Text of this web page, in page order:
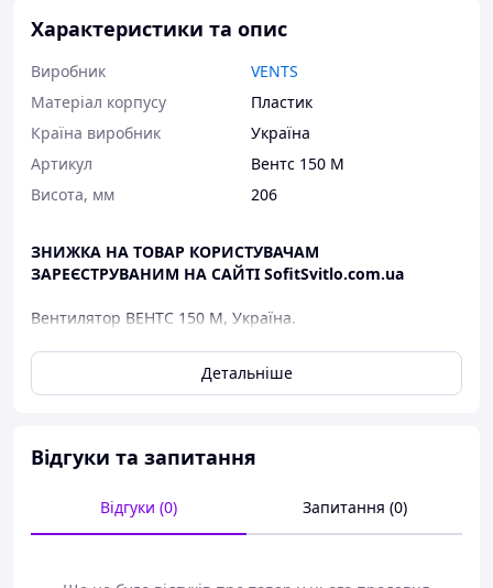
Характеристики та опис
Виробник
VENTS
Матеріал корпусу
Пластик
Країна виробник
Україна
Артикул
Вентс 150 М
Висота, мм
206
ЗНИЖКА НА ТОВАР КОРИСТУВАЧАМ
ЗАРЕЄСТРУВАНИМ НА САЙТІ SofitSvitlo.com.ua
Вентилятор ВЕНТС 150 М, Україна.
Побутові вентилятори ВЕНТС виготовляються в Україні
та призначені для примусової вентиляції (припливу та
забрудненням або вологістю: кухня, ванна кімната,
санвузол. Можуть монтуватися безпосередньо в отвір
вентиляційних каналів.
- Сучасний дизайн;
Детальніше
Відгуки та запитання
Відгуки (0) Запитання (0)